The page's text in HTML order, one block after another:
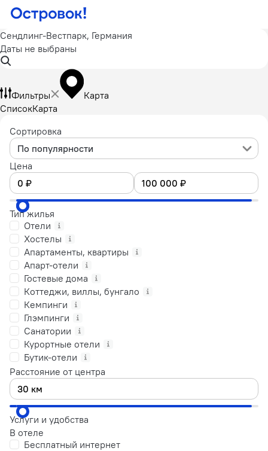
Сендлинг-Вестпарк, Германия
Даты не выбраны
Фильтры
Карта
СписокКарта
Сортировка
По популярности
Цена
Тип жилья
Отели
Хостелы
Апартаменты, квартиры
Апарт-отели
Гостевые дома
Коттеджи, виллы, бунгало
Кемпинги
Глэмпинги
Санатории
Курортные отели
Бутик-отели
Расстояние от центра
Услуги и удобства
В отеле
Бесплатный интернет